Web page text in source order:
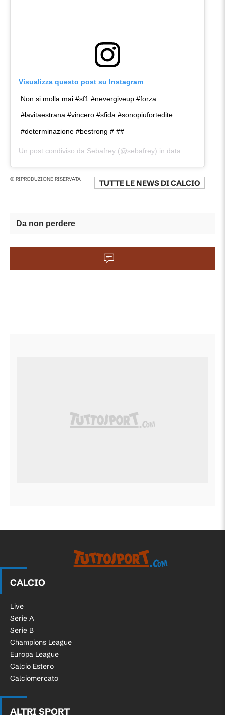
Visualizza questo post su Instagram
Non si molla mai #sf1 #nevergiveup #forza
#lavitaestrana #vincero #sfida #sonopiufortedite
#determinazione #bestrong # ##
Un post condiviso da Sebafrey (@sebafrey) in data: Mar 21,
© RIPRODUZIONE RISERVATA TUTTE LE NEWS DICALCIO
Da non perdere
CALCIO
Live
Serie A
Serie B
Champions League
Europa League
Calcio Estero
Calciomercato
ALTRI SPORT